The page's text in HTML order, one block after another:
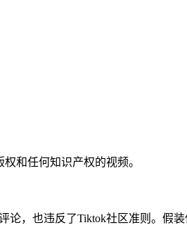
和任何知识产权的视频。
论，也违反了Tiktok社区准则。假